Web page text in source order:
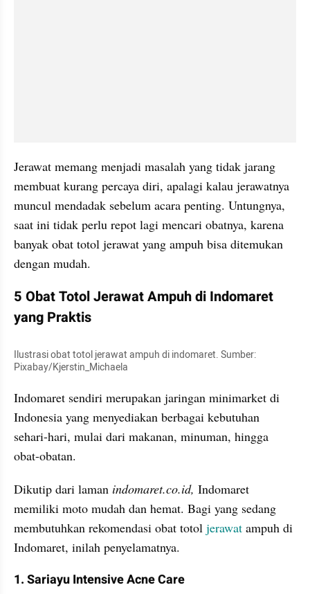
Jerawat memang menjadi masalah yang tidak jarang
membuat kurang percaya diri, apalagi kalau jerawatnya
muncul mendadak sebelum acara penting. Untungnya,
saat ini tidak perlu repot lagi mencari obatnya, karena
banyak obat totol jerawat yang ampuh bisa ditemukan
dengan mudah.
5 Obat Totol Jerawat Ampuh di Indomaret
yang Praktis
Ilustrasi obat totol jerawat ampuh di indomaret. Sumber:
Pixabay/Kjerstin_Michaela
Indomaret sendiri merupakan jaringan minimarket di
Indonesia yang menyediakan berbagai kebutuhan
sehari-hari, mulai dari makanan, minuman, hingga
obat-obatan.
Dikutip dari laman indomaret.co.id, Indomaret
memiliki moto mudah dan hemat. Bagi yang sedang
membutuhkan rekomendasi obat totol jerawat ampuh di
Indomaret, inilah penyelamatnya.
1. Sariayu Intensive Acne Care